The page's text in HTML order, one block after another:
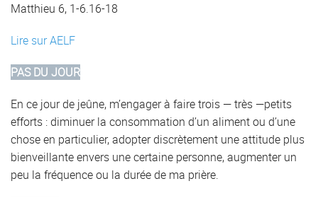
Matthieu 6, 1-6.16-18
Lire sur AELF
PAS DU JOUR
En ce jour de jeûne, m’engager à faire trois — très —petits
efforts : diminuer la consommation d’un aliment ou d’une
chose en particulier, adopter discrètement une attitude plus
bienveillante envers une certaine personne, augmenter un
peu la fréquence ou la durée de ma prière.